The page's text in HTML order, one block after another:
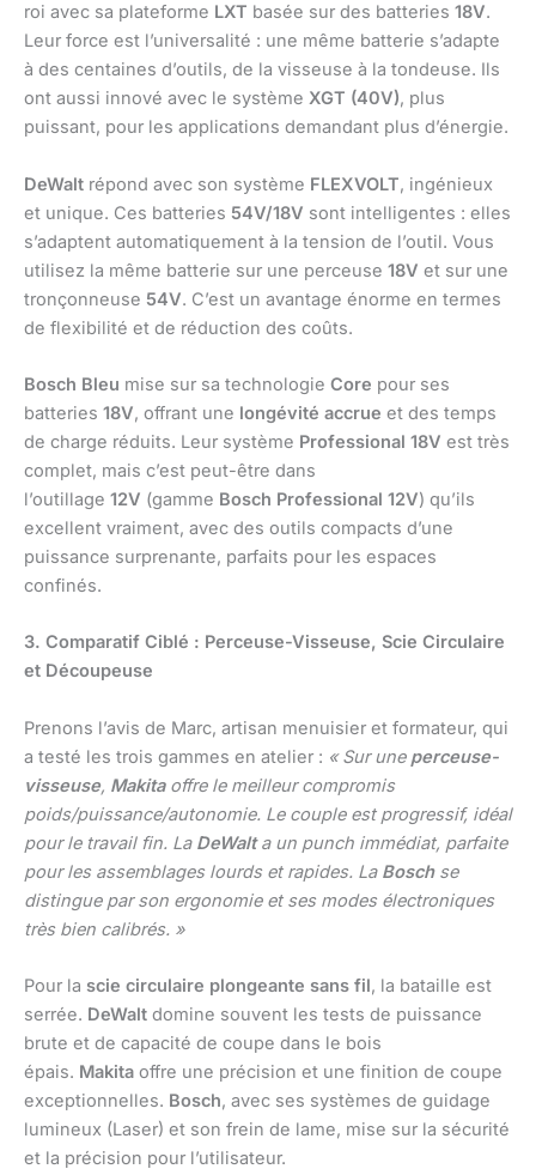
roi avec sa plateforme LXT basée sur des batteries 18V.
Leur force est l’universalité : une même batterie s’adapte
à des centaines d’outils, de la visseuse à la tondeuse. Ils
ont aussi innové avec le système XGT (40V), plus
puissant, pour les applications demandant plus d’énergie.
DeWalt répond avec son système FLEXVOLT, ingénieux
et unique. Ces batteries 54V/18V sont intelligentes : elles
s’adaptent automatiquement à la tension de l’outil. Vous
utilisez la même batterie sur une perceuse 18V et sur une
tronçonneuse 54V. C’est un avantage énorme en termes
de flexibilité et de réduction des coûts.
Bosch Bleu mise sur sa technologie Core pour ses
batteries 18V, offrant une longévité accrue et des temps
de charge réduits. Leur système Professional 18V est très
complet, mais c’est peut-être dans
l’outillage 12V (gamme Bosch Professional 12V) qu’ils
excellent vraiment, avec des outils compacts d’une
puissance surprenante, parfaits pour les espaces
confinés.
3. Comparatif Ciblé : Perceuse-Visseuse, Scie Circulaire
et Découpeuse
Prenons l’avis de Marc, artisan menuisier et formateur, qui
a testé les trois gammes en atelier : « Sur une perceuse-
visseuse, Makitaoffre le meilleur compromis
poids/puissance/autonomie. Le couple est progressif, idéal
pour le travail fin. La DeWalta un punch immédiat, parfaite
pour les assemblages lourds et rapides. La Boschse
distingue par son ergonomie et ses modes électroniques
très bien calibrés. »
Pour la scie circulaire plongeante sans fil, la bataille est
serrée. DeWalt domine souvent les tests de puissance
brute et de capacité de coupe dans le bois
épais. Makita offre une précision et une finition de coupe
exceptionnelles. Bosch, avec ses systèmes de guidage
lumineux (Laser) et son frein de lame, mise sur la sécurité
et la précision pour l’utilisateur.